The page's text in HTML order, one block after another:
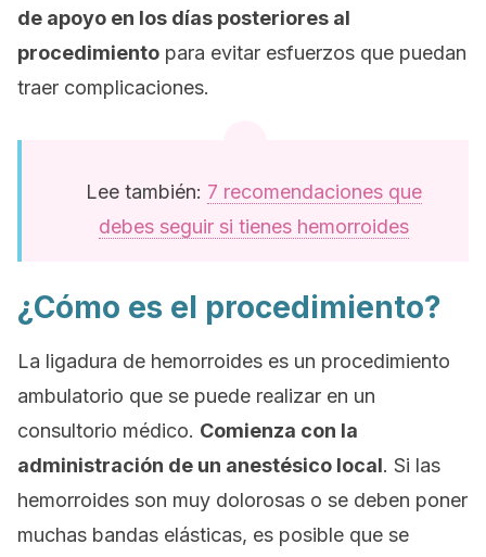
de apoyo en los días posteriores al
procedimiento para evitar esfuerzos que puedan
traer complicaciones.
Lee también: 7 recomendaciones que
debes seguir si tienes hemorroides
¿Cómo es el procedimiento?
La ligadura de hemorroides es un procedimiento
ambulatorio que se puede realizar en un
consultorio médico. Comienza con la
administración de un anestésico local. Si las
hemorroides son muy dolorosas o se deben poner
muchas bandas elásticas, es posible que se